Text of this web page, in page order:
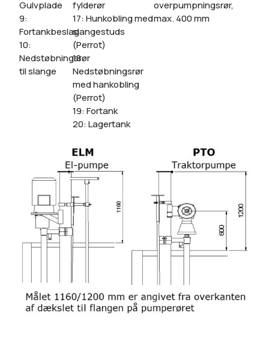
Gulvplade
9:
Fortankbeslag
10:
Nedstøbningsrør
til slange
fylderør
17: Hunkobling med
slangestuds
(Perrot)
18:
Nedstøbningsrør
med hankobling
(Perrot)
19: Fortank
20: Lagertank
overpumpningsrør,
max. 400 mm